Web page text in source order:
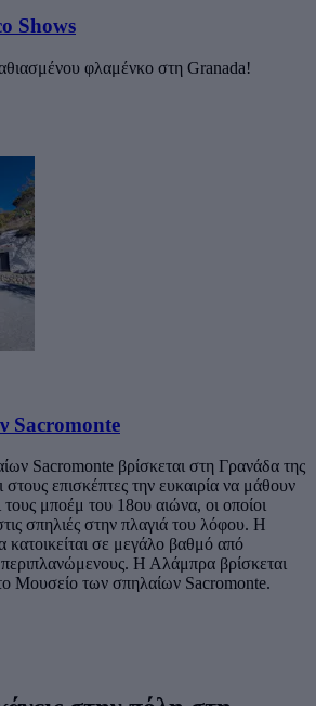
Shows
φλαμένκο στη Granada!
Sacromonte
Sacromonte βρίσκεται στη Γρανάδα της
στους επισκέπτες την ευκαιρία να μάθουν
τους μποέμ του 18ου αιώνα, οι οποίοι
σπηλιές στην πλαγιά του λόφου. Η
κατοικείται σε μεγάλο βαθμό από
Η Αλάμπρα βρίσκεται
Μουσείο των σπηλαίων Sacromonte.